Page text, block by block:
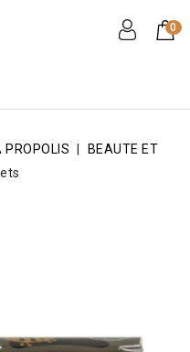
0
PROPOLIS
BEAUTE ET